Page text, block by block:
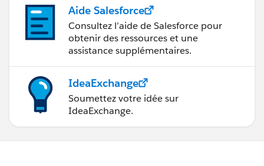
Aide Salesforce
Consultez l’aide de Salesforce pour
obtenir des ressources et une
assistance supplémentaires.
IdeaExchange
Soumettez votre idée sur
IdeaExchange.